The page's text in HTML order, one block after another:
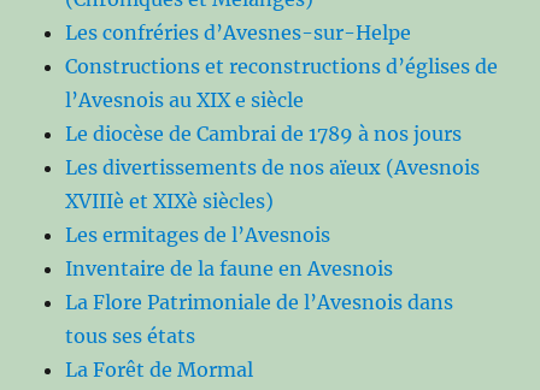
Les confréries d’Avesnes-sur-Helpe
Constructions et reconstructions d’églises de
l’Avesnois au XIX e siècle
Le diocèse de Cambrai de 1789 à nos jours
Les divertissements de nos aïeux (Avesnois
XVIIIè et XIXè siècles)
Les ermitages de l’Avesnois
Inventaire de la faune en Avesnois
La Flore Patrimoniale de l’Avesnois dans
tous ses états
La Forêt de Mormal